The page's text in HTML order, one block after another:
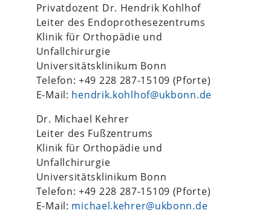
Privatdozent Dr. Hendrik Kohlhof
Leiter des Endoprothesezentrums
Klinik für Orthopädie und
Unfallchirurgie
Universitätsklinikum Bonn
Telefon: +49 228 287-15109 (Pforte)
E-Mail: hendrik.kohlhof@ukbonn.de
Dr. Michael Kehrer
Leiter des Fußzentrums
Klinik für Orthopädie und
Unfallchirurgie
Universitätsklinikum Bonn
Telefon: +49 228 287-15109 (Pforte)
E-Mail: michael.kehrer@ukbonn.de